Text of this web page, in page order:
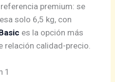
premium: se
solo 6,5 kg, con
es la opción más
relación calidad-precio.
1